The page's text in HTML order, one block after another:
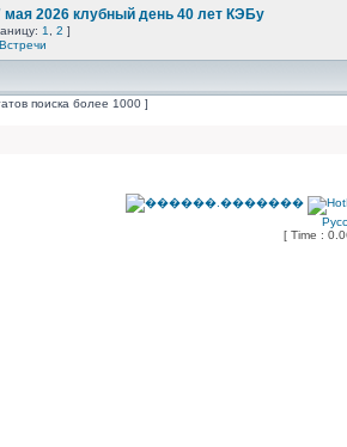
мая 2026 клубный день 40 лет КЭБу
1 2 ]
Встречи
поиска более 1000 ]
[ Time :